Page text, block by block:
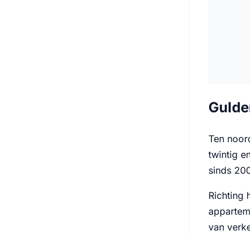
Ten
twintig
sinds
Richting
van